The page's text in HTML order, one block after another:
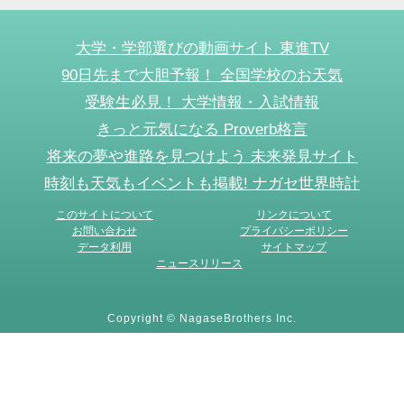
大学・学部選びの動画サイト 東進TV
90日先まで大胆予報！ 全国学校のお天気
受験生必見！ 大学情報・入試情報
きっと元気になる Proverb格言
将来の夢や進路を見つけよう 未来発見サイト
時刻も天気もイベントも掲載! ナガセ世界時計
このサイトについて
リンクについて
お問い合わせ
プライバシーポリシー
データ利用
サイトマップ
ニュースリリース
Copyright © NagaseBrothers Inc.